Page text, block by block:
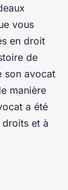
vous
en droit
de
son avocat
manière
a été
et à